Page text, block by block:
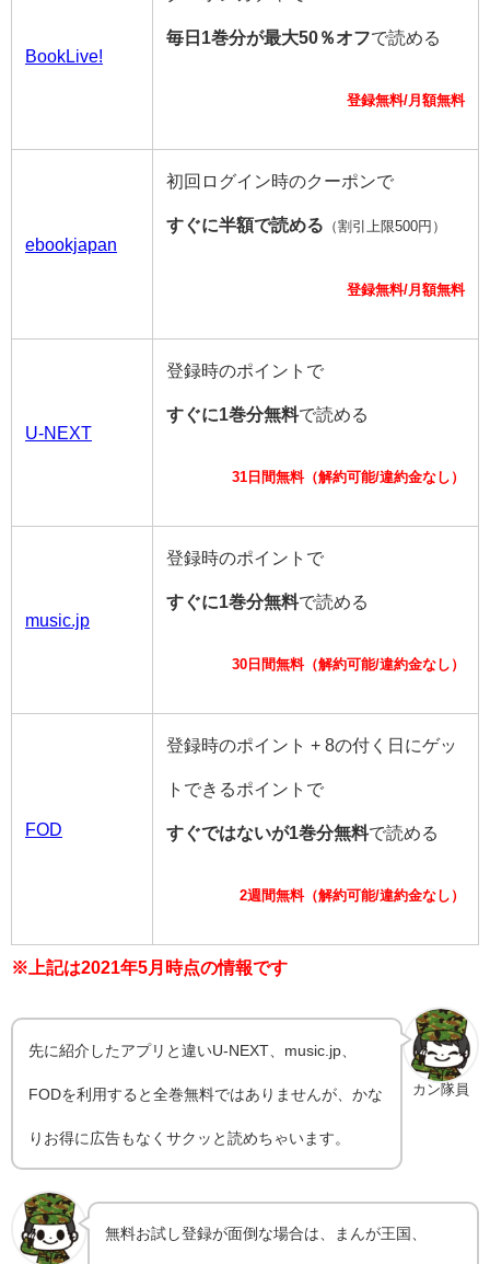
BookLive!
毎日1巻分が最大50％オフで読める
登録無料/月額無料
ebookjapan
初回ログイン時のクーポンで
すぐに半額で読める （割引上限500円）
登録無料/月額無料
U-NEXT
登録時のポイントで
すぐに1巻分無料で読める
31日間無料（解約可能/違約金なし）
music.jp
登録時のポイントで
すぐに1巻分無料で読める
30日間無料（解約可能/違約金なし）
FOD
登録時のポイント + 8の付く日にゲッ
トできるポイントで
すぐではないが1巻分無料で読める
2週間無料（解約可能/違約金なし）
※上記は2021年5月時点の情報です
カン隊員
先に紹介したアプリと違いU-NEXT、music.jp、
FODを利用すると全巻無料ではありませんが、かな
りお得に広告もなくサクッと読めちゃいます。
無料お試し登録が面倒な場合は、まんが王国、